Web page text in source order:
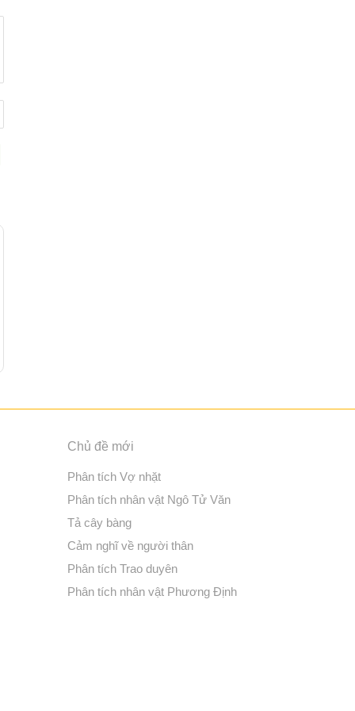
Chủ đề mới
Phân tích Vợ nhặt
Phân tích nhân vật Ngô Tử Văn
Tả cây bàng
Cảm nghĩ về người thân
Phân tích Trao duyên
Phân tích nhân vật Phương Định